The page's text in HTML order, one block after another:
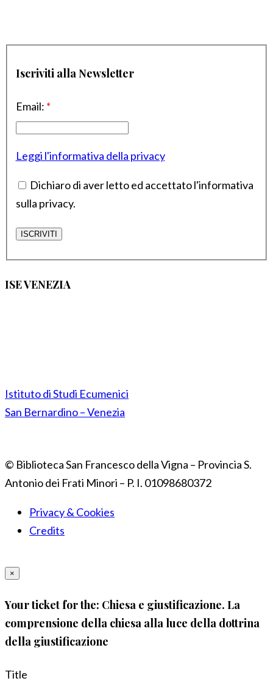
Iscriviti alla Newsletter
Email: *
Leggi l'informativa della privacy
Dichiaro di aver letto ed accettato l'informativa
sulla privacy.
ISE VENEZIA
Istituto di Studi Ecumenici
San Bernardino – Venezia
© Biblioteca San Francesco della Vigna – Provincia S.
Antonio dei Frati Minori – P. I. 01098680372
Privacy & Cookies
Credits
×
Your ticket for the: Chiesa e giustificazione. La
comprensione della chiesa alla luce della dottrina
della giustificazione
Title